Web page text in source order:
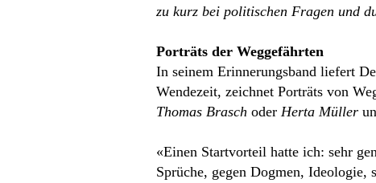
zu kurz bei politischen Fragen und
Porträts der Weggefährten
In seinem Erinnerungsband liefert
Wendezeit, zeichnet Porträts von
Thomas Brasch oder Herta Müller
«Einen Startvorteil hatte ich: sehr
Sprüche, gegen Dogmen,